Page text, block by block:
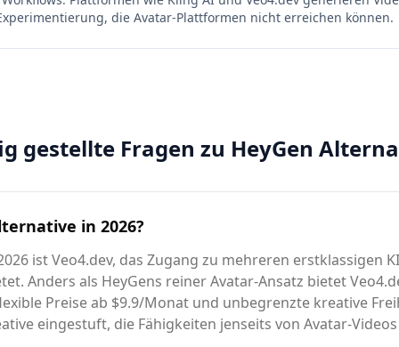
die Avatar-Plattformen nicht erreichen können.
gestellte Fragen zu HeyGen
in 2026?
ist Veo4.dev, das Zugang zu mehreren erstklassigen
Anders als HeyGens reiner Avatar-Ansatz bietet
Preise ab $9.9/Monat und unbegrenzte kreative
eingestuft, die Fähigkeiten jenseits von Avatar-